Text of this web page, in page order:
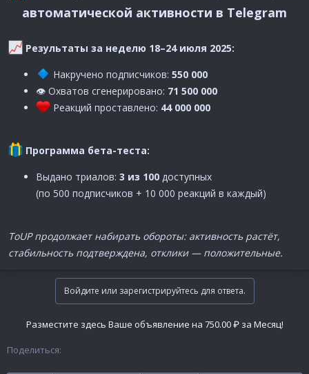
автоматической активности в Telegram
Результаты за неделю 18–24 июля 2025:
Накручено подписчиков: 550 000
👁 Охватов сгенерировано: 71 500 000
Реакций проставлено: 44 000 000
Программа бета-теста:
Выдано триалов: 3 из 100 доступных
(по 500 подписчиков + 10 000 реакций в каждый)
ToUP продолжает набирать обороты: активность растёт,
стабильность подтверждена, отклики — положительные.
Войдите или зарегистрируйтесь для ответа.
Разместите здесь Ваше объявление на 750.00 ₽ за Месяц!
Поделиться: